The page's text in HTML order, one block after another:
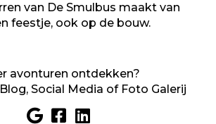
van De Smulbus maakt van
feestje, ook op de bouw.
avonturen ontdekken?
Blog, Social Media of Foto Galerij